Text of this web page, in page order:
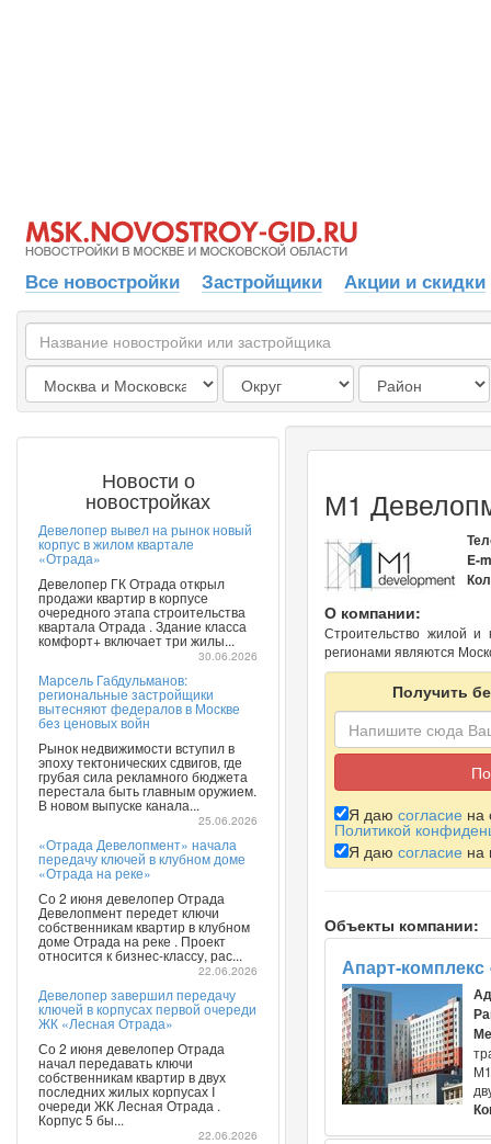
Все новостройки Застройщики Акции и скидки
Новости о
новостройках
Девелопер вывел на рынок новый
корпус в жилом квартале
«Отрада»
Девелопер ГК Отрада открыл
продажи квартир в корпусе
очередного этапа строительства
квартала Отрада . Здание класса
комфорт+ включает три жилы...
30.06.2026
Марсель Габдульманов:
региональные застройщики
вытесняют федералов в Москве
без ценовых войн
Рынок недвижимости вступил в
эпоху тектонических сдвигов, где
грубая сила рекламного бюджета
перестала быть главным оружием.
В новом выпуске канала...
25.06.2026
«Отрада Девелопмент» начала
передачу ключей в клубном доме
«Отрада на реке»
Со 2 июня девелопер Отрада
Девелопмент передет ключи
собственникам квартир в клубном
доме Отрада на реке . Проект
относится к бизнес-классу, рас...
22.06.2026
Девелопер завершил передачу
ключей в корпусах первой очереди
ЖК «Лесная Отрада»
Со 2 июня девелопер Отрада
начал передавать ключи
собственникам квартир в двух
последних жилых корпусах I
очереди ЖК Лесная Отрада .
Корпус 5 бы...
22.06.2026
М1
E-
О компании:
Строительство жилой и
регионами являются
Получить
Я даю согласие на
Политикой
Я даю согласие на
Объекты компании:
Апарт-